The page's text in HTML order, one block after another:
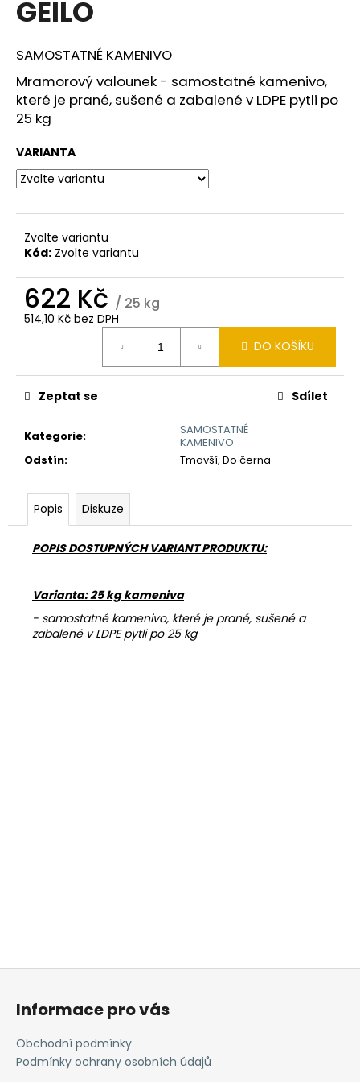
GEILO
SAMOSTATNÉ KAMENIVO
Mramorový valounek - samostatné kamenivo,
které je prané, sušené a zabalené v LDPE pytli po
25 kg
VARIANTA
Zvolte variantu
Kód: Zvolte variantu
622 Kč / 25 kg
514,10 Kč bez DPH
DO KOŠÍKU
Kategorie:
SAMOSTATNÉ
KAMENIVO
Odstín: Tmavší, Do černa
Zeptat se Sdílet
Popis Diskuze
POPIS DOSTUPNÝCH VARIANT PRODUKTU:
Varianta: 25 kg kameniva
- samostatné kamenivo, které je prané, sušené a
zabalené v LDPE pytli po 25 kg
a
í
t
?
HLEDAT
D
o
p
o
u
m
KAMENNÝ
KOBEREC
AQUA
SET
686
Z
Informace pro vás
Obchodní podmínky
Podmínky ochrany osobních údajů